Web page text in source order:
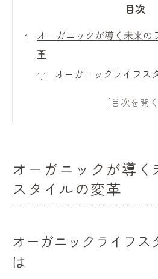
目次
オーガニックが導く未来の
革
オーガニックライフス
オーガニックがもたら
未来の暮らしを支え
オーガニックで描く持
魅力
オーガニックが導く
スタイルの変革
オーガニックライフス
は